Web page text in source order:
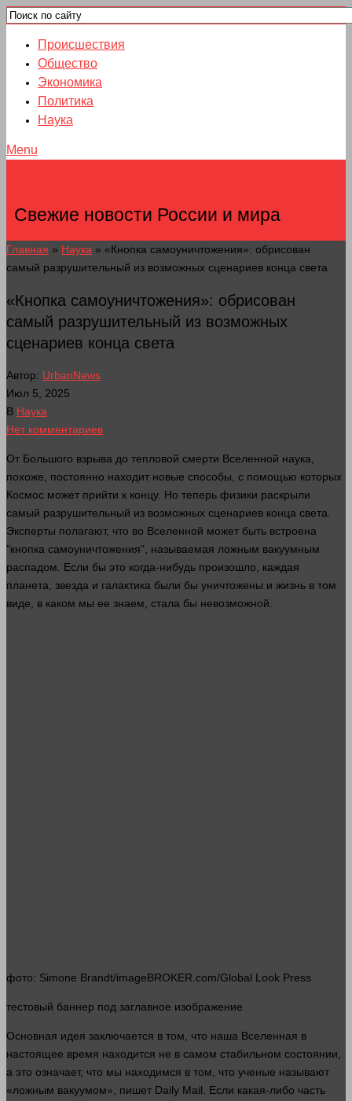
Происшествия
Общество
Экономика
Политика
Наука
Menu
Свежие новости России и мира
Главная » Наука » «Кнопка самоуничтожения»: обрисован
самый разрушительный из возможных сценариев конца света
«Кнопка самоуничтожения»: обрисован
самый разрушительный из возможных
сценариев конца света
Автор: UrbanNews
Июл 5, 2025
В Наука
Нет комментариев
От Большого взрыва до тепловой смерти Вселенной наука,
похоже, постоянно находит новые способы, с помощью которых
Космос может прийти к концу. Но теперь физики раскрыли
самый разрушительный из возможных сценариев конца света.
Эксперты полагают, что во Вселенной может быть встроена
"кнопка самоуничтожения", называемая ложным вакуумным
распадом. Если бы это когда-нибудь произошло, каждая
планета, звезда и галактика были бы уничтожены и жизнь в том
виде, в каком мы ее знаем, стала бы невозможной.
фото: Simone Brandt/imageBROKER.com/Global Look Press
тестовый баннер под заглавное изображение
Основная идея заключается в том, что наша Вселенная в
настоящее время находится не в самом стабильном состоянии,
а это означает, что мы находимся в том, что ученые называют
«ложным вакуумом», пишет Daily Mail. Если какая-либо часть